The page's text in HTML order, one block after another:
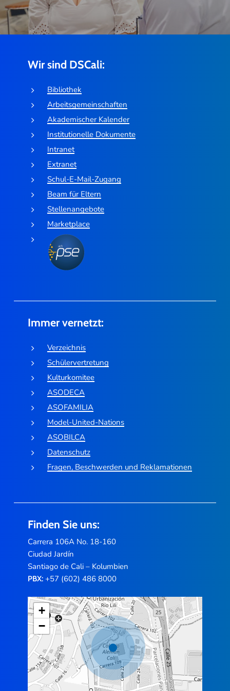
Wir sind DSCali:
Bibliothek
Arbeitsgemeinschaften
Akademischer Kalender
Institutionelle Dokumente
Intranet
Extranet
Schul-E-Mail-Zugang
Beam für Eltern
Stellenangebote
Marketplace
Immer vernetzt:
Verzeichnis
Schülervertretung
Kulturkomitee
ASODECA
ASOFAMILIA
Model-United-Nations
ASOBILCA
Datenschutz
Fragen, Beschwerden und Reklamationen
Finden Sie uns:
Carrera 106A No. 18-160
Ciudad Jardín
Santiago de Cali – Kolumbien
PBX:+57 (602) 486 8000
+
−